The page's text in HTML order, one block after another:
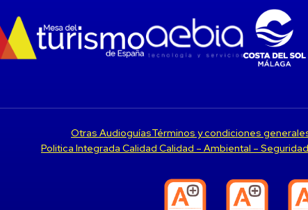
Otras AudioguíasTérminos y condiciones
Politica Integrada Calidad Calidad – Ambiental – Seguridad